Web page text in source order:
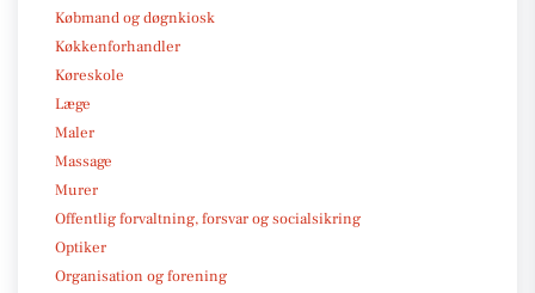
Købmand og døgnkiosk
Køkkenforhandler
Køreskole
Læge
Maler
Massage
Murer
Offentlig forvaltning, forsvar og socialsikring
Optiker
Organisation og forening